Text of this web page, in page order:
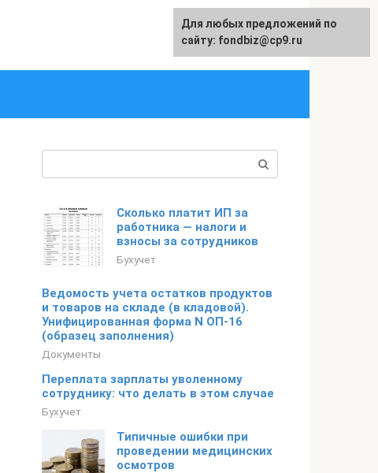
English
Сколько платит ИП за
работника — налоги и
взносы за сотрудников
Бухучет
Ведомость учета остатков продуктов
и товаров на складе (в кладовой).
Унифицированная форма N ОП-16
(образец заполнения)
Документы
Переплата зарплаты уволенному
сотруднику: что делать в этом случае
Бухучет
Типичные ошибки при
проведении медицинских
осмотров
Для любых предложений по
сайту: fondbiz@cp9.ru